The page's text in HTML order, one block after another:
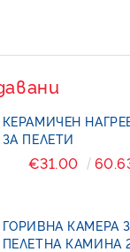
КЕРАМИЧЕН
ЗА ПЕЛЕТИ
€31.00
ГОРИВНА КАМЕРА
ПЕЛЕТНА КАМИНА